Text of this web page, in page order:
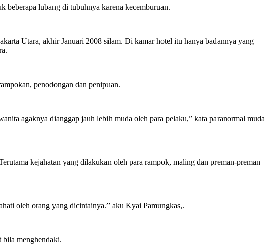
beberapa lubang di tubuhnya karena kecemburuan.
Utara, akhir Januari 2008 silam. Di kamar hotel itu hanya badannya yang
penodongan dan penipuan.
agaknya dianggap jauh lebih muda oleh para pelaku,” kata paranormal muda
kejahatan yang dilakukan oleh para rampok, maling dan preman-preman
oleh orang yang dicintainya.” aku Kyai Pamungkas,.
bila menghendaki.